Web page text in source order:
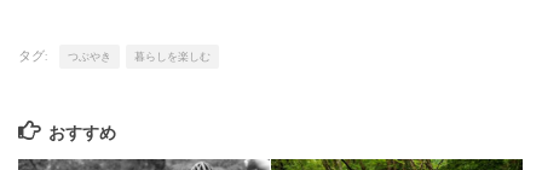
タグ: つぶやき 暮らしを楽しむ
おすすめ